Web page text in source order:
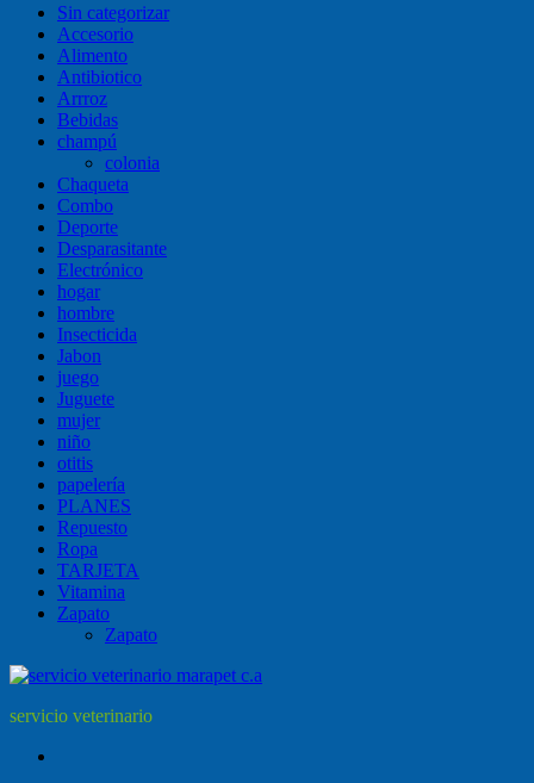
Sin categorizar
Accesorio
Alimento
Antibiotico
Arrroz
Bebidas
champú
colonia
Chaqueta
Combo
Deporte
Desparasitante
Electrónico
hogar
hombre
Insecticida
Jabon
juego
Juguete
mujer
niño
otitis
papelería
PLANES
Repuesto
Ropa
TARJETA
Vitamina
Zapato
Zapato
servicio veterinario